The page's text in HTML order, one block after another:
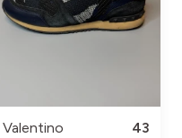
Valentino
43